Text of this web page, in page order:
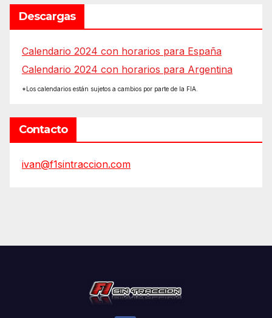
Descargas
Calendario 2024 con horarios para España
Calendario 2024 con horarios para Argentina
*Los calendarios están sujetos a cambios por parte de la FIA.
Contacto
ivan@f1sintraccion.com